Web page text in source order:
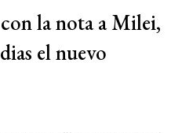
la nota a Milei,
el nuevo